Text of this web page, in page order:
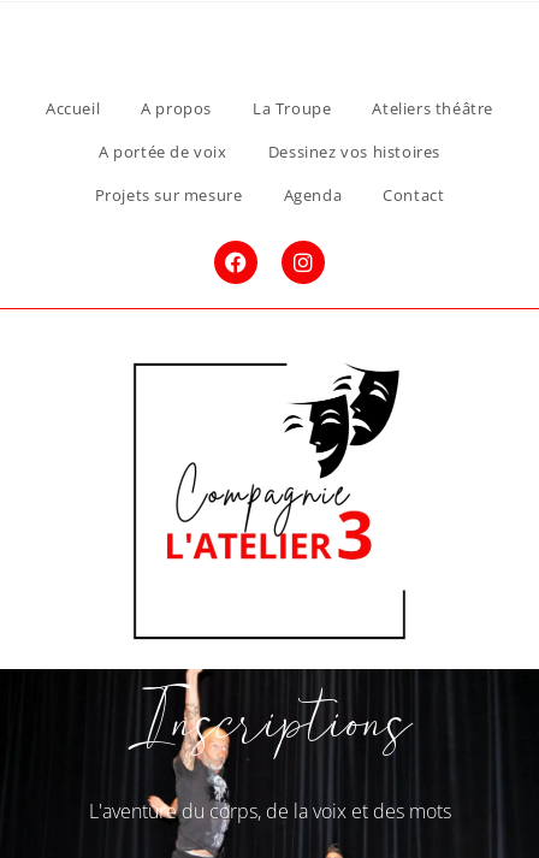
Accueil A propos La Troupe
Ateliers théâtre
A portée de voix
Dessinez vos histoires
Projets sur mesure
Agenda Contact
Inscriptions
L'aventure du corps, de la voix et des mots